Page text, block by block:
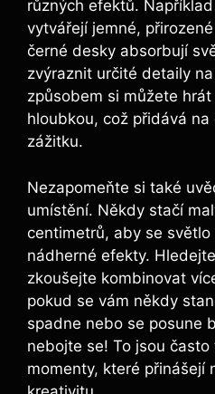
různých efektů.‍
vytvářejí ⁢jemné,‍
černé desky ​absorbují
zvýraznit určité detaily⁣
způsobem si můžete⁢
⁣hloubkou, což přidává
zážitku.
Nezapomeňte si také
umístění.​ Někdy stačí
centimetrů, aby se
nádherné efekty.
zkoušejte kombinovat
pokud se vám​ někdy​
spadne nebo se​ posune‌
nebojte⁢ se! ⁣To jsou
momenty, které přinášejí